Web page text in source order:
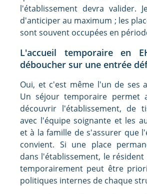
l'établissement devra valider.
d'anticiper au maximum ; les
sont souvent occupées en
L'accueil temporaire en
déboucher sur une entrée
Oui, et c'est même l'un de ses
Un séjour temporaire permet
découvrir l'établissement, de
avec l'équipe soignante et les
et à la famille de s'assurer que
convient. Si une place
dans l'établissement, le
temporairement peut être
politiques internes de chaque